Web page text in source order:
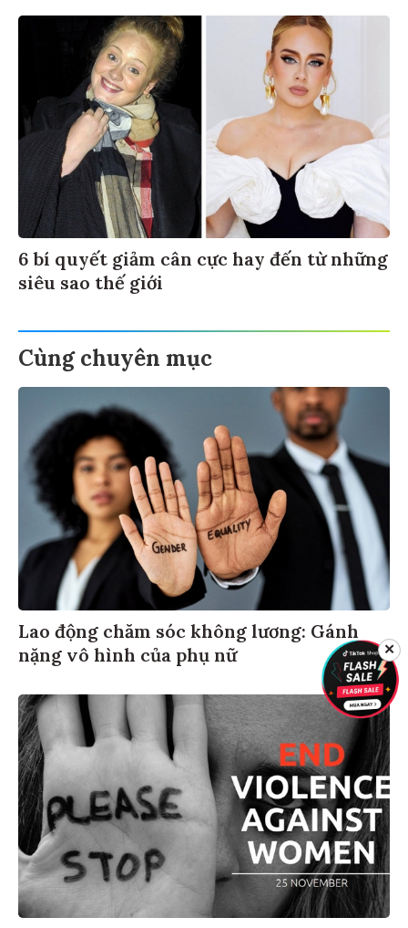
6 bí quyết giảm cân cực hay đến từ những
siêu sao thế giới
Cùng chuyên mục
Lao động chăm sóc không lương: Gánh
nặng vô hình của phụ nữ
✕